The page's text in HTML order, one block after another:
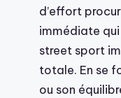
d’effort
immédiate qui
street sport
totale. En se
ou son